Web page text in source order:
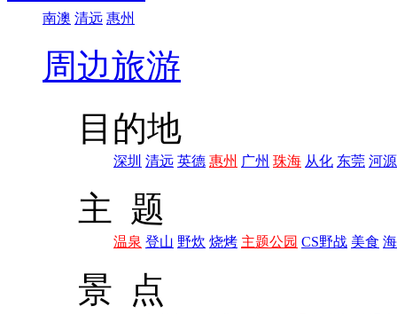
南澳 清远 惠州
周边旅游
目的地
深圳 清远 英德 惠州 广州 珠海 从化 东莞 河源
主 题
温泉 登山 野炊 烧烤 主题公园 CS野战 美食
景 点